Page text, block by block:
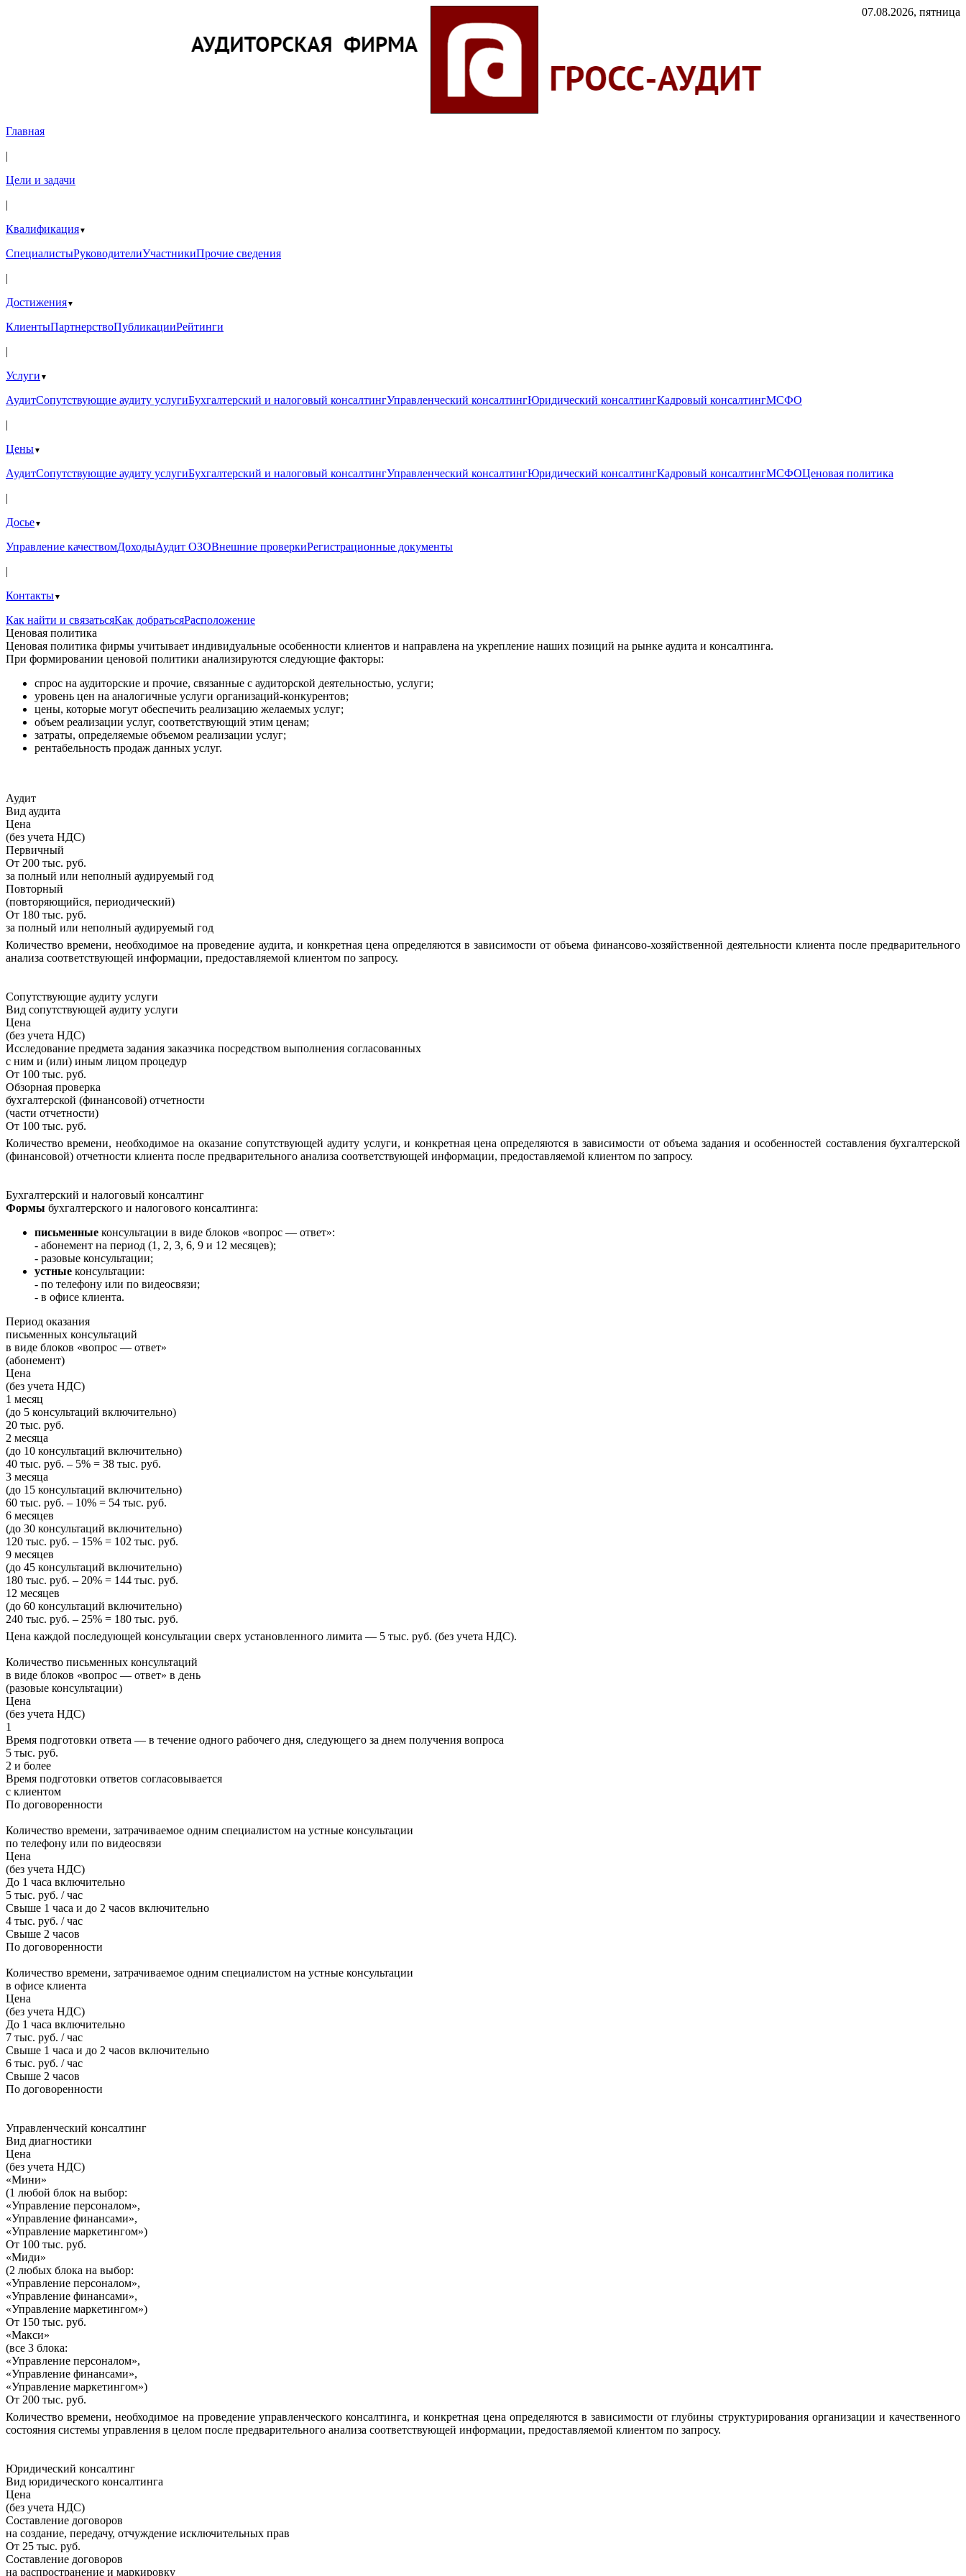
07.08.2026, пятница
Главная
|
Цели и задачи
|
Квалификация▼
СпециалистыРуководителиУчастникиПрочие сведения
|
Достижения▼
КлиентыПартнерствоПубликацииРейтинги
|
Услуги ▼
АудитСопутствующие аудиту услугиБухгалтерский и налоговый консалтингУправленческий консалтингЮридический консалтингКадровый консалтингМСФО
|
Цены▼
АудитСопутствующие аудиту услугиБухгалтерский и налоговый консалтингУправленческий консалтингЮридический консалтингКадровый консалтингМСФОЦеновая политика
|
Досье▼
Управление качествомДоходыАудит ОЗОВнешние проверкиРегистрационные документы
|
Контакты▼
Как найти и связатьсяКак добратьсяРасположение
Ценовая политика
Ценовая политика фирмы учитывает индивидуальные особенности клиентов и направлена на укрепление наших позиций на рынке аудита и консалтинга.
При формировании ценовой политики анализируются следующие факторы:
спрос на аудиторские и прочие, связанные с аудиторской деятельностью, услуги;
уровень цен на аналогичные услуги организаций-конкурентов;
цены, которые могут обеспечить реализацию желаемых услуг;
объем реализации услуг, соответствующий этим ценам;
затраты, определяемые объемом реализации услуг;
рентабельность продаж данных услуг.
Аудит
Вид аудита
Цена
(без учета НДС)
Первичный
От 200 тыс. руб.
за полный или неполный аудируемый год
Повторный
(повторяющийся, периодический)
От 180 тыс. руб.
за полный или неполный аудируемый год
Количество времени, необходимое на проведение аудита, и конкретная цена определяются в зависимости от объема финансово-хозяйственной деятельности клиента после предварительного
анализа соответствующей информации, предоставляемой клиентом по запросу.
Сопутствующие аудиту услуги
Вид сопутствующей аудиту услуги
Цена
(без учета НДС)
Исследование предмета задания заказчика посредством выполнения согласованных
с ним и (или) иным лицом процедур
От 100 тыс. руб.
Обзорная проверка
бухгалтерской (финансовой) отчетности
(части отчетности)
От 100 тыс. руб.
Количество времени, необходимое на оказание сопутствующей аудиту услуги, и конкретная цена определяются в зависимости от объема задания и особенностей составления бухгалтерской
(финансовой) отчетности клиента после предварительного анализа соответствующей информации, предоставляемой клиентом по запросу.
Бухгалтерский и налоговый консалтинг
Формы бухгалтерского и налогового консалтинга:
письменные консультации в виде блоков «вопрос — ответ»:
- абонемент на период (1, 2, 3, 6, 9 и 12 месяцев);
- разовые консультации;
устные консультации:
- по телефону или по видеосвязи;
- в офисе клиента.
Период оказания
письменных консультаций
в виде блоков «вопрос — ответ»
(абонемент)
Цена
(без учета НДС)
1 месяц
(до 5 консультаций включительно)
20 тыс. руб.
2 месяца
(до 10 консультаций включительно)
40 тыс. руб. – 5% = 38 тыс. руб.
3 месяца
(до 15 консультаций включительно)
60 тыс. руб. – 10% = 54 тыс. руб.
6 месяцев
(до 30 консультаций включительно)
120 тыс. руб. – 15% = 102 тыс. руб.
9 месяцев
(до 45 консультаций включительно)
180 тыс. руб. – 20% = 144 тыс. руб.
12 месяцев
(до 60 консультаций включительно)
240 тыс. руб. – 25% = 180 тыс. руб.
Цена каждой последующей консультации сверх установленного лимита — 5 тыс. руб. (без учета НДС).
Количество письменных консультаций
в виде блоков «вопрос — ответ» в день
(разовые консультации)
Цена
(без учета НДС)
1
Время подготовки ответа — в течение одного рабочего дня, следующего за днем получения вопроса
5 тыс. руб.
2 и более
Время подготовки ответов согласовывается
с клиентом
По договоренности
Количество времени, затрачиваемое одним специалистом на устные консультации
по телефону или по видеосвязи
Цена
(без учета НДС)
До 1 часа включительно
5 тыс. руб. / час
Свыше 1 часа и до 2 часов включительно
4 тыс. руб. / час
Свыше 2 часов
По договоренности
Количество времени, затрачиваемое одним специалистом на устные консультации
в офисе клиента
Цена
(без учета НДС)
До 1 часа включительно
7 тыс. руб. / час
Свыше 1 часа и до 2 часов включительно
6 тыс. руб. / час
Свыше 2 часов
По договоренности
Управленческий консалтинг
Вид диагностики
Цена
(без учета НДС)
«Мини»
(1 любой блок на выбор:
«Управление персоналом»,
«Управление финансами»,
«Управление маркетингом»)
От 100 тыс. руб.
«Миди»
(2 любых блока на выбор:
«Управление персоналом»,
«Управление финансами»,
«Управление маркетингом»)
От 150 тыс. руб.
«Макси»
(все 3 блока:
«Управление персоналом»,
«Управление финансами»,
«Управление маркетингом»)
От 200 тыс. руб.
Количество времени, необходимое на проведение управленческого консалтинга, и конкретная цена определяются в зависимости от глубины структурирования организации и качественного
состояния системы управления в целом после предварительного анализа соответствующей информации, предоставляемой клиентом по запросу.
Юридический консалтинг
Вид юридического консалтинга
Цена
(без учета НДС)
Составление договоров
на создание, передачу, отчуждение исключительных прав
От 25 тыс. руб.
Составление договоров
на распространение и маркировку